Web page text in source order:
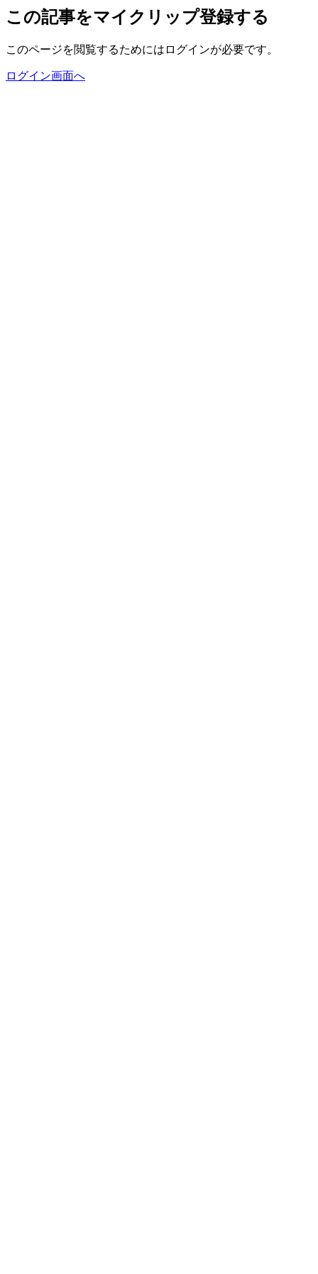
この記事をマイクリップ登録する
このページを閲覧するためにはログインが必要です。
ログイン画面へ